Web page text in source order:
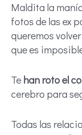
Maldita la
fotos de las ex
queremos
que es
Tehan roto el
cerebro para
Todas las